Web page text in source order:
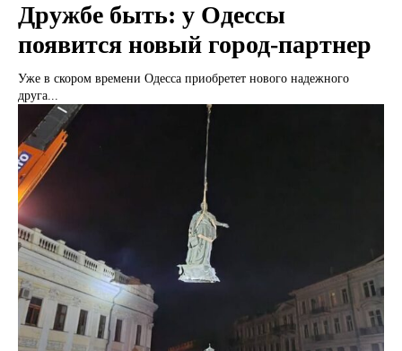
Дружбе быть: у Одессы
появится новый город-партнер
Уже в скором времени Одесса приобретет нового надежного
друга...